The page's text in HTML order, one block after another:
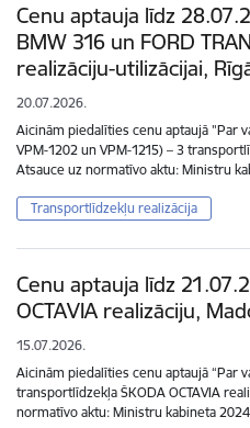
Cenu aptauja līdz
BMW 316 un FORD
realizāciju-utilizācijai,
20.07.2026.
Aicinām piedalīties cenu aptaujā "Par
VPM-1202 un VPM-1215) – 3
Atsauce uz normatīvo aktu: Ministru
Transportlīdzekļu realizācija
Cenu aptauja līdz
OCTAVIA realizāciju,
15.07.2026.
Aicinām piedalīties cenu aptaujā “Par
transportlīdzekļa ŠKODA OCTAVIA
normatīvo aktu: Ministru kabineta